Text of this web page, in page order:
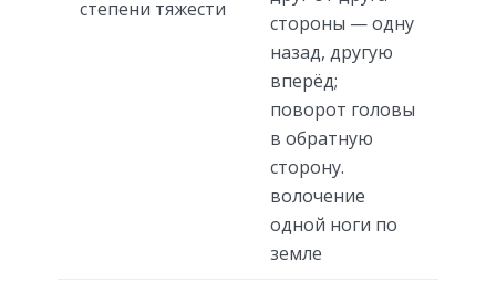
степени тяжести
стороны — одну
назад, другую
вперёд;
поворот головы
в обратную
сторону.
волочение
одной ноги по
земле